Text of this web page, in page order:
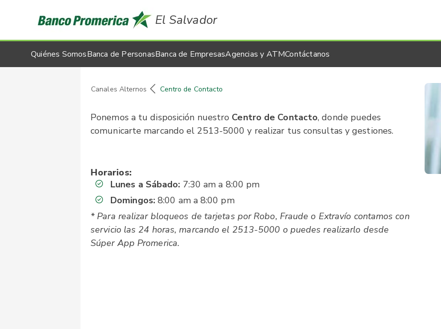
El Salvador
Quiénes SomosBanca de PersonasBanca de EmpresasAgencias y ATMContáctanos
Centro de Contacto
Canales Alternos
Ponemos a tu disposición nuestro Centro de Contacto, donde puedes
comunicarte marcando el 2513-5000 y realizar tus consultas y gestiones.
Horarios:
Lunes a Sábado: 7:30 am a 8:00 pm
Domingos: 8:00 am a 8:00 pm
* Para realizar bloqueos de tarjetas por Robo, Fraude o Extravío contamos con
servicio las 24 horas, marcando el 2513-5000 o puedes realizarlo desde
Súper App Promerica.